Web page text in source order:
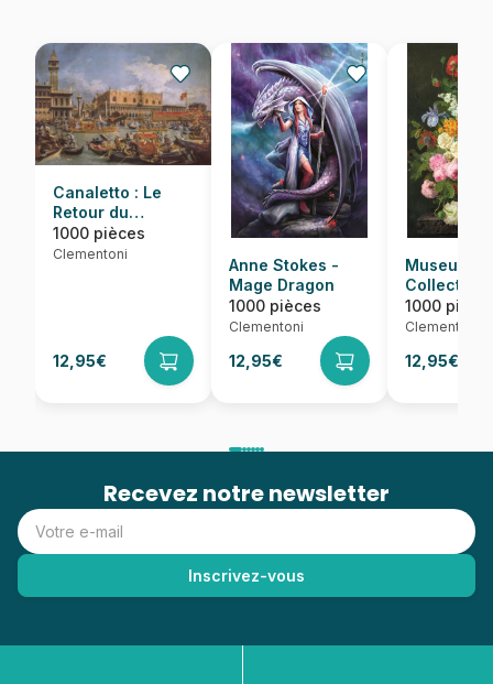
Canaletto : Le
Retour du
Bucentaure
1000 pièces
Clementoni
12,95€
Anne Stokes -
Mage Dragon
1000 pièces
Clementoni
12,95€
Museum
Collection
Dael :
Flowers
1000
Clementoni
12,95€
Recevez notre newsletter